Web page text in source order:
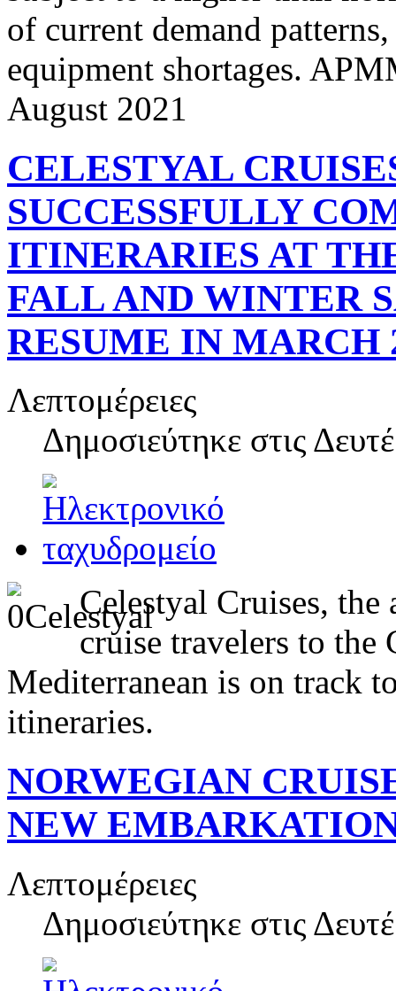
of current demand
equipment shortages.
August 2021
CELESTYAL
SUCCESSFULLY
ITINERARIES AT
FALL AND WINTER
RESUME IN MARCH
Λεπτομέρειες
Δημοσιεύτηκε στις
Celestyal Cruises,
cruise travelers to the
Mediterranean is on track
itineraries.
NORWEGIAN
NEW
Λεπτομέρειες
Δημοσιεύτηκε στις